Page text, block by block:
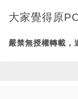
大家覺得原
嚴禁無授權轉載，